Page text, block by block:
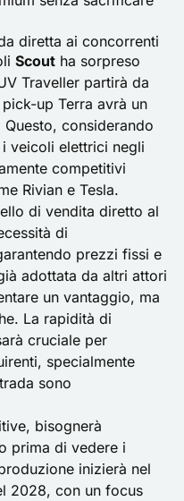
diretta ai concorrenti
Scout ha sorpreso
Traveller partirà da
up Terra avrà un
considerando
veicoli elettrici negli
competitivi
Rivian e Tesla.
di vendita diretto al
di
prezzi fissi e
adottata da altri attori
un vantaggio, ma
La rapidità di
cruciale per
specialmente
sono
bisognerà
prima di vedere i
inizierà nel
2028, con un focus